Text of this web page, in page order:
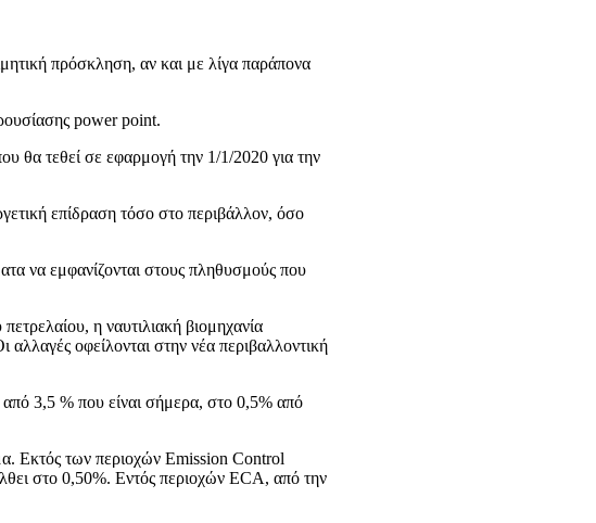
πρόσκληση, αν και με λίγα παράπονα
power point.
θα τεθεί σε εφαρμογή την 1/1/2020 για την
επίδραση τόσο στο περιβάλλον, όσο
να εμφανίζονται στους πληθυσμούς που
η ναυτιλιακή βιομηχανία
οφείλονται στην νέα περιβαλλοντική
από 3,5 % που είναι σήμερα, στο 0,5% από
Εκτός των περιοχών Emission Control
στο 0,50%. Εντός περιοχών ECA, από την